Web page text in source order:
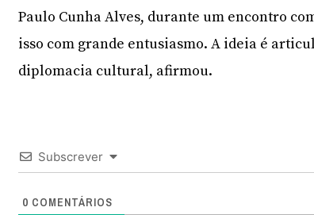
Paulo Cunha Alves, durante um encontro
isso com grande entusiasmo. A ideia é
diplomacia cultural, afirmou.
Subscrever
0 COMENTÁRIOS